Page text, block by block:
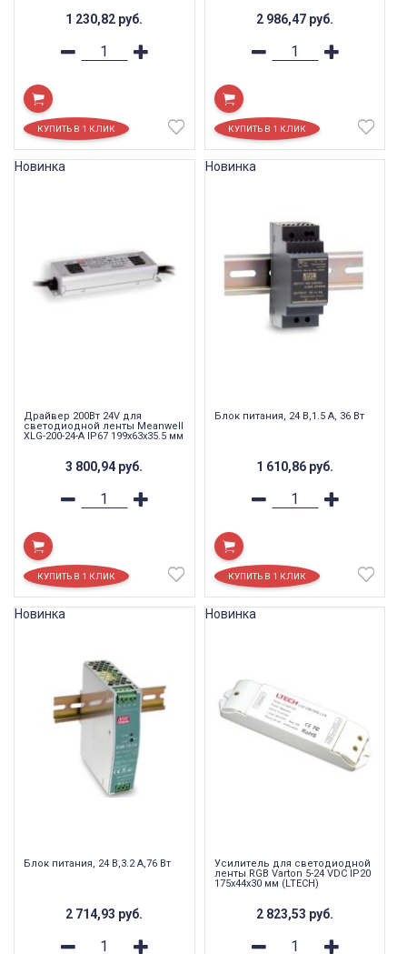
1 230,82 руб. 2 986,47 руб.
Драйвер 200Вт 24V для
светодиодной ленты Meanwell
XLG-200-24-A IP67 199x63x35.5 мм
3 800,94 руб.
Новинка
Блок питания, 24 В,1.5 А, 36 Вт
1 610,86 руб.
Новинка
Блок питания, 24 В,3.2 А,76 Вт
2 714,93 руб.
Новинка
Усилитель для светодиодной
ленты RGB Varton 5-24 VDC IP20
175х44х30 мм (LTECH)
2 823,53 руб.
Новинка